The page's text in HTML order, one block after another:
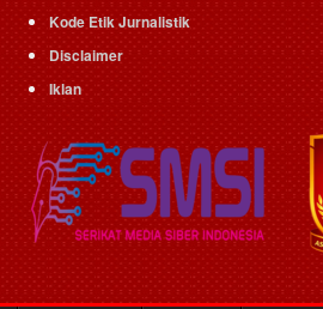
Kode Etik Jurnalistik
Disclaimer
Iklan